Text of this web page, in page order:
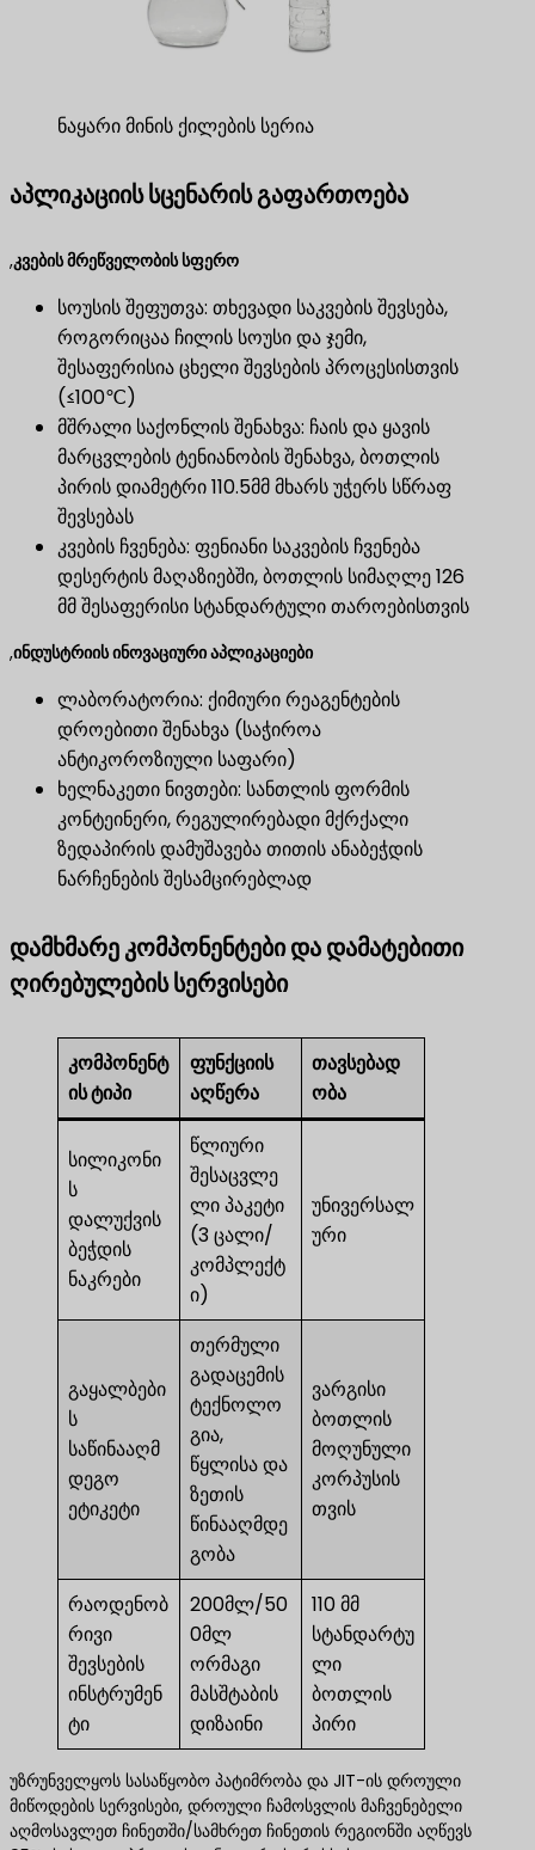
ნაყარი მინის ქილების სერია
აპლიკაციის სცენარის გაფართოება
,კვების მრეწველობის სფერო
სოუსის შეფუთვა: თხევადი საკვების შევსება,
როგორიცაა ჩილის სოუსი და ჯემი,
შესაფერისია ცხელი შევსების პროცესისთვის
(≤100℃)
მშრალი საქონლის შენახვა: ჩაის და ყავის
მარცვლების ტენიანობის შენახვა, ბოთლის
პირის დიამეტრი 110.5მმ მხარს უჭერს სწრაფ
შევსებას
კვების ჩვენება: ფენიანი საკვების ჩვენება
დესერტის მაღაზიებში, ბოთლის სიმაღლე 126
მმ შესაფერისი სტანდარტული თაროებისთვის
,ინდუსტრიის ინოვაციური აპლიკაციები
ლაბორატორია: ქიმიური რეაგენტების
დროებითი შენახვა (საჭიროა
ანტიკოროზიული საფარი)
ხელნაკეთი ნივთები: სანთლის ფორმის
კონტეინერი, რეგულირებადი მქრქალი
ზედაპირის დამუშავება თითის ანაბეჭდის
ნარჩენების შესამცირებლად
დამხმარე კომპონენტები და დამატებითი
ღირებულების სერვისები
კომპონენტ
ის ტიპი
ფუნქციის
აღწერა
თავსებად
ობა
სილიკონი
ს
დალუქვის
ბეჭდის
ნაკრები
წლიური
შესაცვლე
ლი პაკეტი
(3 ცალი/
კომპლექტ
ი)
უნივერსალ
ური
გაყალბები
ს
საწინააღმ
დეგო
ეტიკეტი
თერმული
გადაცემის
ტექნოლო
გია,
წყლისა და
ზეთის
წინააღმდე
გობა
ვარგისი
ბოთლის
მოღუნული
კორპუსის
თვის
რაოდენობ
რივი
შევსების
ინსტრუმენ
ტი
200მლ/50
0მლ
ორმაგი
მასშტაბის
დიზაინი
110 მმ
სტანდარტუ
ლი
ბოთლის
პირი
უზრუნველყოს სასაწყობო პატიმრობა და JIT-ის დროული
მიწოდების სერვისები, დროული ჩამოსვლის მაჩვენებელი
აღმოსავლეთ ჩინეთში/სამხრეთ ჩინეთის რეგიონში აღწევს